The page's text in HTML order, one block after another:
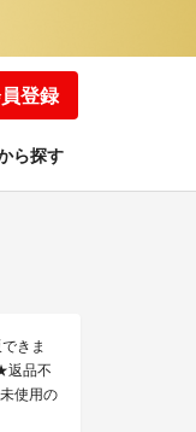
登録
ら探す
きま
返品不
使用の